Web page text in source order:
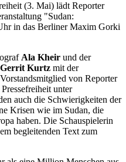
(3. Mai) lädt Reporter
"Sudan:
in das Berliner Maxim Gorki
Ala Kheir und der
Kurtz mit der
von Reporter
unter
auch die Schwierigkeiten der
Krisen wie im Sudan, die
haben. Die Schauspielerin
begleitenden Text zum